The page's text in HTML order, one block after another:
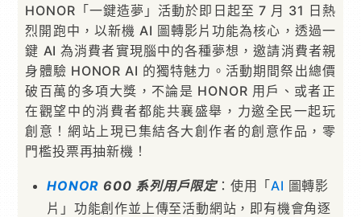
HONOR「一鍵造夢」活動於即日起至 7 月 31 日熱
烈開跑中，以新機 AI 圖轉影片功能為核心，透過一
鍵 AI 為消費者實現腦中的各種夢想，邀請消費者親
身體驗 HONOR AI 的獨特魅力。活動期間祭出總價
破百萬的多項大獎，不論是 HONOR 用戶、或者正
在觀望中的消費者都能共襄盛舉，力邀全民一起玩
創意！網站上現已集結各大創作者的創意作品，零
門檻投票再抽新機！
HONOR 600 系列用戶限定：使用「AI 圖轉影
片」功能創作並上傳至活動網站，即有機會角逐